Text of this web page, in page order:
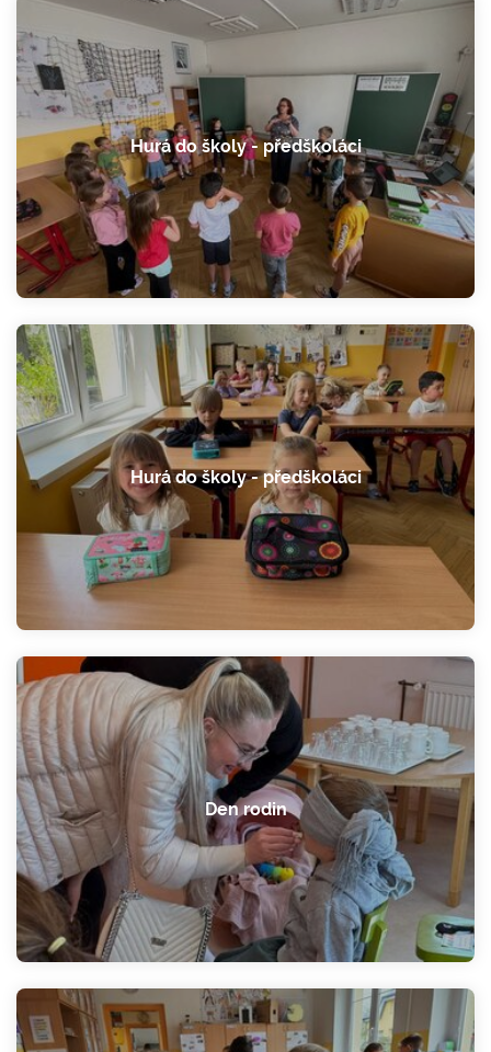
Hurá do školy - předškoláci
Hurá do školy - předškoláci
Den rodin